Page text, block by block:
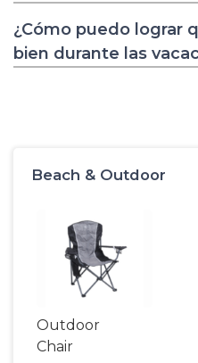
¿Cómo puedo lograr
bien durante las
Beach & Outdoor
Outdoor
Chair